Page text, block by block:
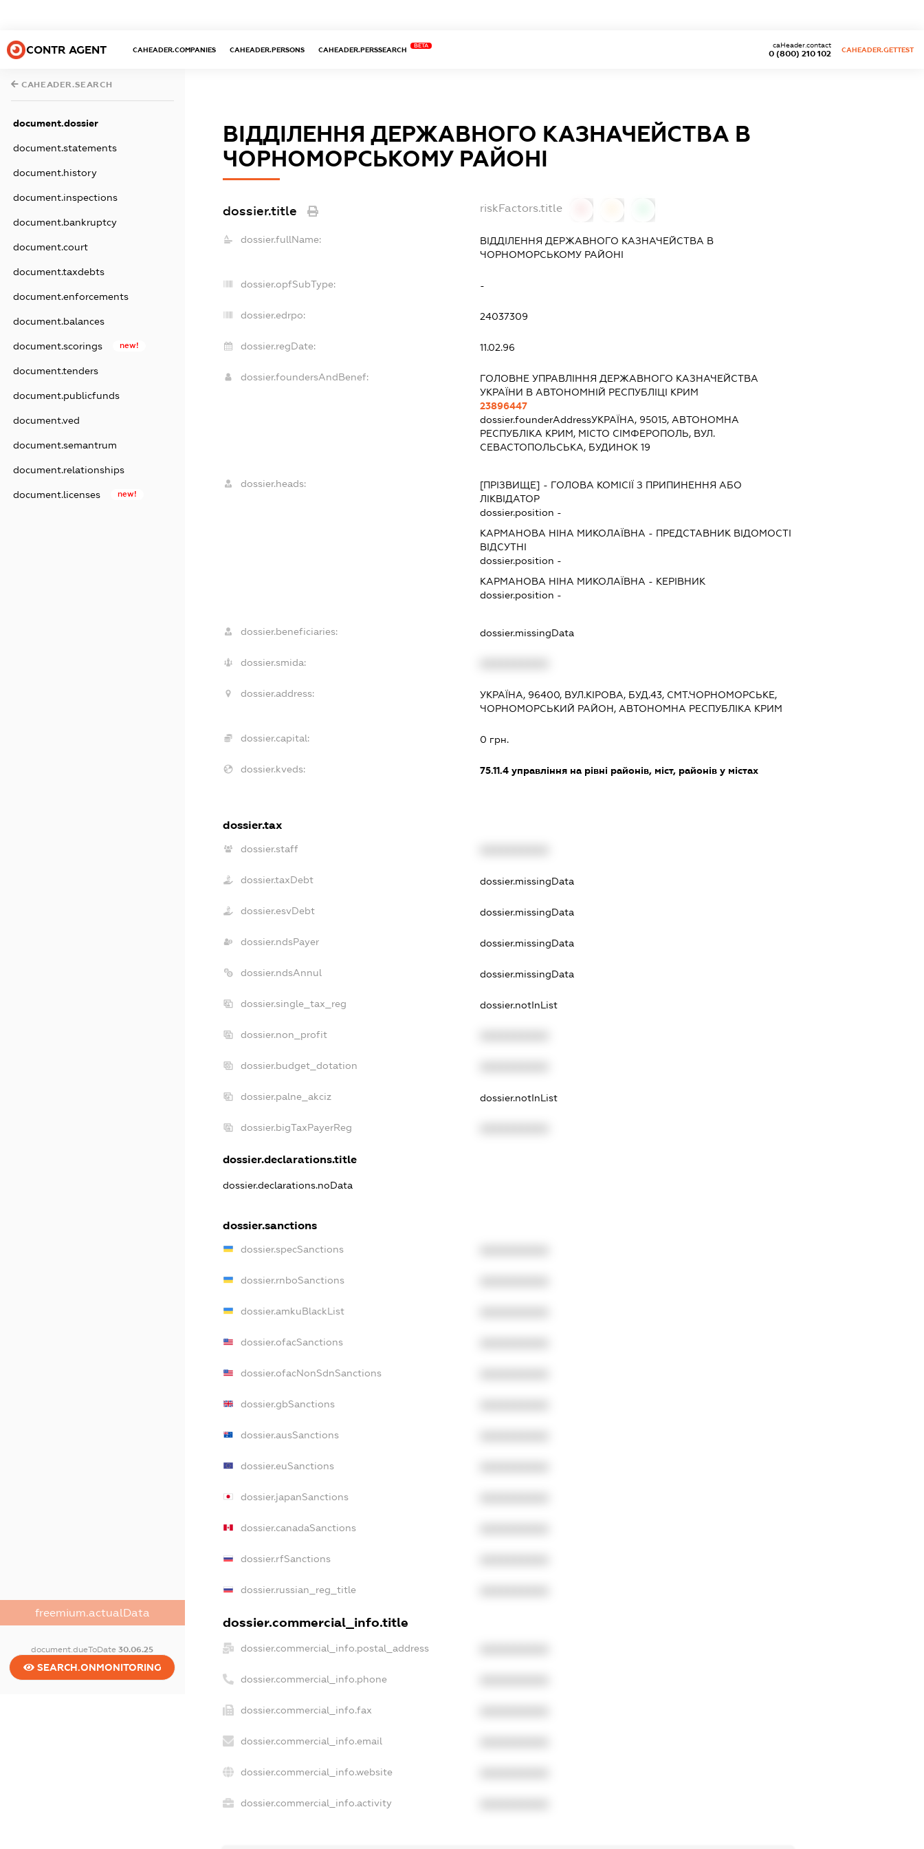
CONTR AGENT CAHEADER.COMPANIES CAHEADER.PERSONS CAHEADER.PERSSEARCH
BETA
0 (800) 210 102
caHeader.contact
CAHEADER.GETTEST
CAHEADER.SEARCH
document.dossier
document.statements
document.history
document.inspections
document.bankruptcy
document.court
document.taxdebts
document.enforcements
document.balances
document.scorings new!
document.tenders
document.publicfunds
document.ved
document.semantrum
document.relationships
document.licenses new!
freemium.actualData
document.dueToDate30.06.25
SEARCH.ONMONITORING
ВІДДІЛЕННЯ ДЕРЖАВНОГО КАЗНАЧЕЙСТВА В
ЧОРНОМОРСЬКОМУ РАЙОНІ
dossier.title riskFactors.title
dossier.fullName:
ВІДДІЛЕННЯ ДЕРЖАВНОГО КАЗНАЧЕЙСТВА В
ЧОРНОМОРСЬКОМУ РАЙОНІ
dossier.opfSubType: -
dossier.edrpo: 24037309
dossier.regDate: 11.02.96
dossier.foundersAndBenef:
ГОЛОВНЕ УПРАВЛІННЯ ДЕРЖАВНОГО КАЗНАЧЕЙСТВА
УКРАЇНИ В АВТОНОМНІЙ РЕСПУБЛІЦІ КРИМ
23896447
dossier.founderAddressУКРАЇНА, 95015, АВТОНОМНА
РЕСПУБЛІКА КРИМ, МІСТО СІМФЕРОПОЛЬ, ВУЛ.
СЕВАСТОПОЛЬСЬКА, БУДИНОК 19
dossier.heads: [ПРІЗВИЩЕ] - ГОЛОВА КОМІСІЇ З ПРИПИНЕННЯ АБО
ЛІКВІДАТОР
dossier.position -
КАРМАНОВА НІНА МИКОЛАЇВНА - ПРЕДСТАВНИКВІДОМОСТІ
ВІДСУТНІ
dossier.position -
КАРМАНОВА НІНА МИКОЛАЇВНА - КЕРІВНИК
dossier.position -
dossier.beneficiaries: dossier.missingData
dossier.smida:
dossier.address:
УКРАЇНА, 96400, ВУЛ.КІРОВА, БУД.43, СМТ.ЧОРНОМОРСЬКЕ,
ЧОРНОМОРСЬКИЙ РАЙОН, АВТОНОМНА РЕСПУБЛІКА КРИМ
dossier.capital: 0 грн.
dossier.kveds: 75.11.4управління на рівні районів, міст, районів у містах
dossier.tax
dossier.staff
dossier.taxDebt dossier.missingData
dossier.esvDebt dossier.missingData
dossier.ndsPayer dossier.missingData
dossier.ndsAnnul dossier.missingData
dossier.single_tax_reg dossier.notInList
dossier.non_profit
dossier.budget_dotation
dossier.palne_akciz dossier.notInList
dossier.bigTaxPayerReg
dossier.declarations.title
dossier.declarations.noData
dossier.sanctions
dossier.specSanctions
dossier.rnboSanctions
dossier.amkuBlackList
dossier.ofacSanctions
dossier.ofacNonSdnSanctions
dossier.gbSanctions
dossier.ausSanctions
dossier.euSanctions
dossier.japanSanctions
dossier.canadaSanctions
dossier.rfSanctions
dossier.russian_reg_title
dossier.commercial_info.title
dossier.commercial_info.postal_address
dossier.commercial_info.phone
dossier.commercial_info.fax
dossier.commercial_info.email
dossier.commercial_info.website
dossier.commercial_info.activity